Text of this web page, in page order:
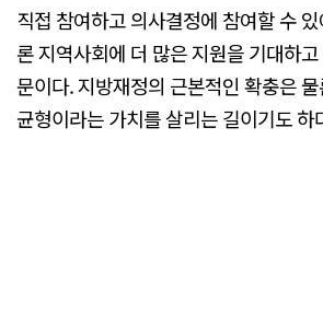
직접 참여하고 의사결정에 참여할 수
론 지역사회에 더 많은 지원을 기대하
문이다. 지방재정의 근본적인 확충은
균형이라는 가치를 살리는 길이기도 하